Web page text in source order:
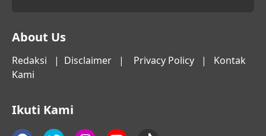
About Us
Redaksi | Disclaimer | Privacy Policy | Kontak
Kami
Ikuti Kami